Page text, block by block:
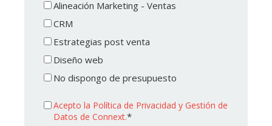
Alineación Marketing - Ventas
CRM
Estrategias post venta
Diseño web
No dispongo de presupuesto
Acepto la Política de Privacidad y Gestión de
Datos de Connext.*